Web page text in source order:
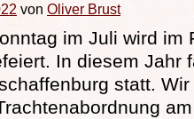
von Oliver Brust
im Juli wird im
In diesem Jahr
statt.